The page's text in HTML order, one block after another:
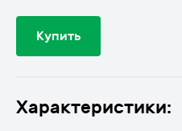
деревни
см
Купить
Характеристики: